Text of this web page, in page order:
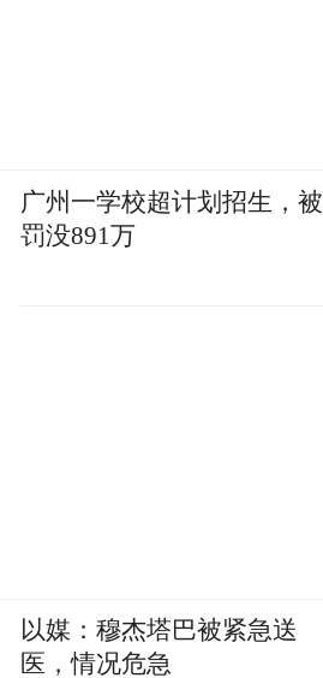
广州一学校超计划招生，被
罚没891万
以媒：穆杰塔巴被紧急送
医，情况危急